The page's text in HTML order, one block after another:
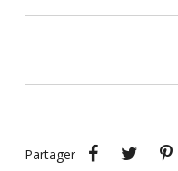
Partager
PartagerTweet